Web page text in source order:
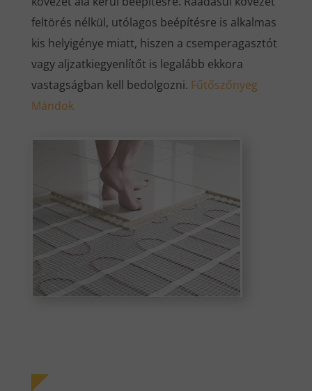
feltörés nélkül, utólagos beépítésre is alkalmas
kis helyigénye miatt, hiszen a csemperagasztót
vagy aljzatkiegyenlítőt is legalább ekkora
vastagságban kell bedolgozni. Fűtőszőnyeg
Mándok